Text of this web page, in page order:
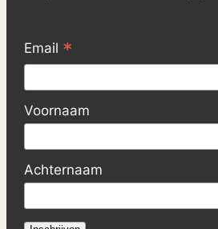
Email *
Voornaam
Achternaam